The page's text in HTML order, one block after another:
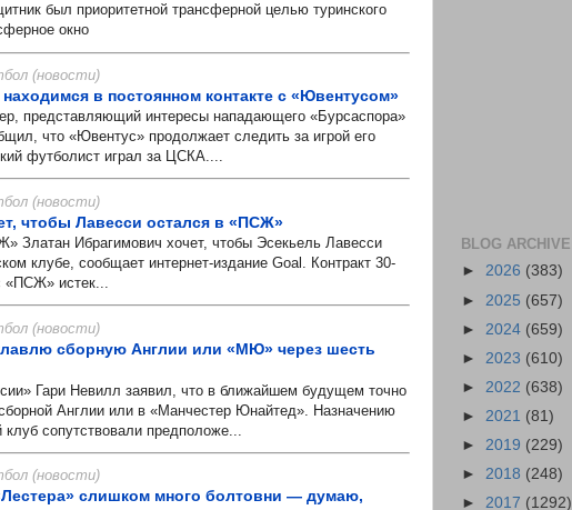
был приоритетной трансферной целью туринского
окно
(новости)
в постоянном контакте с «Ювентусом»
представляющий интересы нападающего «Бурсаспора»
что «Ювентус» продолжает следить за игрой его
футболист играл за ЦСКА....
(новости)
чтобы Лавесси остался в «ПСЖ»
Ибрагимович хочет, чтобы Эсекьель Лавесси
клубе, сообщает интернет-издание Goal. Контракт 30-
«ПСЖ» истек...
(новости)
сборную Англии или «МЮ» через шесть
Гари Невилл заявил, что в ближайшем будущем точно
Англии или в «Манчестер Юнайтед». Назначению
сопутствовали предположе...
(новости)
слишком много болтовни — думаю,
BLOG ARCHIVE
► 2026 (383)
► 2025 (657)
► 2024 (659)
► 2023 (610)
► 2022 (638)
► 2021 (81)
► 2019 (229)
► 2018 (248)
► 2017 (1292)